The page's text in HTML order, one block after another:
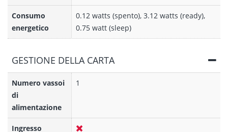
Consumo
energetico
0.12 watts (spento), 3.12 watts (ready),
0.75 watt (sleep)
GESTIONE DELLA CARTA
Numero vassoi
di
alimentazione
1
Ingresso